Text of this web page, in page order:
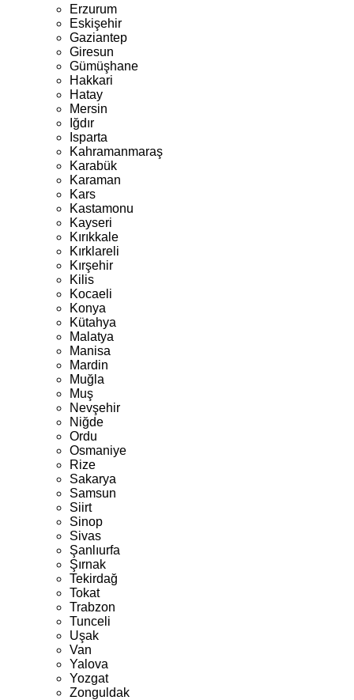
Erzurum
Eskişehir
Gaziantep
Giresun
Gümüşhane
Hakkari
Hatay
Mersin
Iğdır
Isparta
Kahramanmaraş
Karabük
Karaman
Kars
Kastamonu
Kayseri
Kırıkkale
Kırklareli
Kırşehir
Kilis
Kocaeli
Konya
Kütahya
Malatya
Manisa
Mardin
Muğla
Muş
Nevşehir
Niğde
Ordu
Osmaniye
Rize
Sakarya
Samsun
Siirt
Sinop
Sivas
Şanlıurfa
Şırnak
Tekirdağ
Tokat
Trabzon
Tunceli
Uşak
Van
Yalova
Yozgat
Zonguldak